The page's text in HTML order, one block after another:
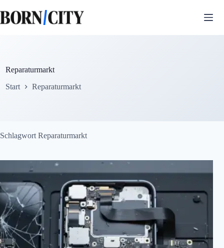
Inhalt
springen
Reparaturmarkt
Start Reparaturmarkt
Schlagwort Reparaturmarkt